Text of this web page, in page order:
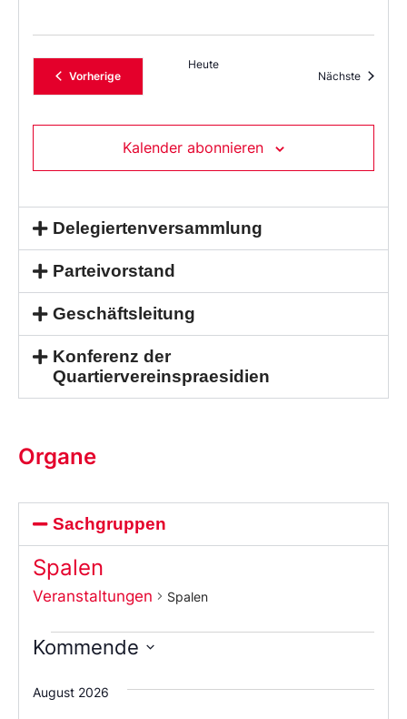
VorherigeVeranstaltungen
Heute
Nächste
Kalender abonnieren
Delegiertenversammlung
Parteivorstand
Geschäftsleitung
Konferenz der
Quartiervereinspraesidien
Organe
Sachgruppen
Spalen
Veranstaltungen Spalen
Kommende
Sie
das
August 2026